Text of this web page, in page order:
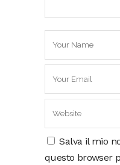
Salva il mio
questo browser